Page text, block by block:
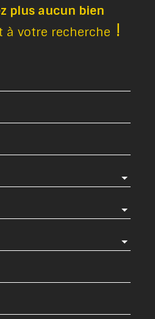
plus aucun bien
à votre recherche !